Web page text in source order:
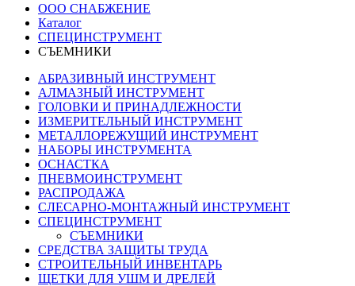
ООО СНАБЖЕНИЕ
Каталог
СПЕЦИНСТРУМЕНТ
СЪЕМНИКИ
АБРАЗИВНЫЙ ИНСТРУМЕНТ
АЛМАЗНЫЙ ИНСТРУМЕНТ
ГОЛОВКИ И ПРИНАДЛЕЖНОСТИ
ИЗМЕРИТЕЛЬНЫЙ ИНСТРУМЕНТ
МЕТАЛЛОРЕЖУЩИЙ ИНСТРУМЕНТ
НАБОРЫ ИНСТРУМЕНТА
ОСНАСТКА
ПНЕВМОИНСТРУМЕНТ
РАСПРОДАЖА
СЛЕСАРНО-МОНТАЖНЫЙ ИНСТРУМЕНТ
СПЕЦИНСТРУМЕНТ
СЪЕМНИКИ
СРЕДСТВА ЗАЩИТЫ ТРУДА
СТРОИТЕЛЬНЫЙ ИНВЕНТАРЬ
ЩЕТКИ ДЛЯ УШМ И ДРЕЛЕЙ